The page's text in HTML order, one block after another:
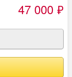
47 000 ₽